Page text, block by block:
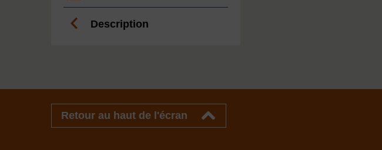
Description
Retour au haut de l'écran